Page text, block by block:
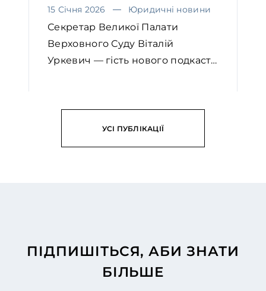
15 Січня 2026 Юридичні новини
Секретар Великої Палати
Верховного Суду Віталій
Уркевич — гість нового подкасту
ЧИТАТИ
УСІ ПУБЛІКАЦІЇ
ПІДПИШІТЬСЯ, АБИ ЗНАТИ
БІЛЬШЕ